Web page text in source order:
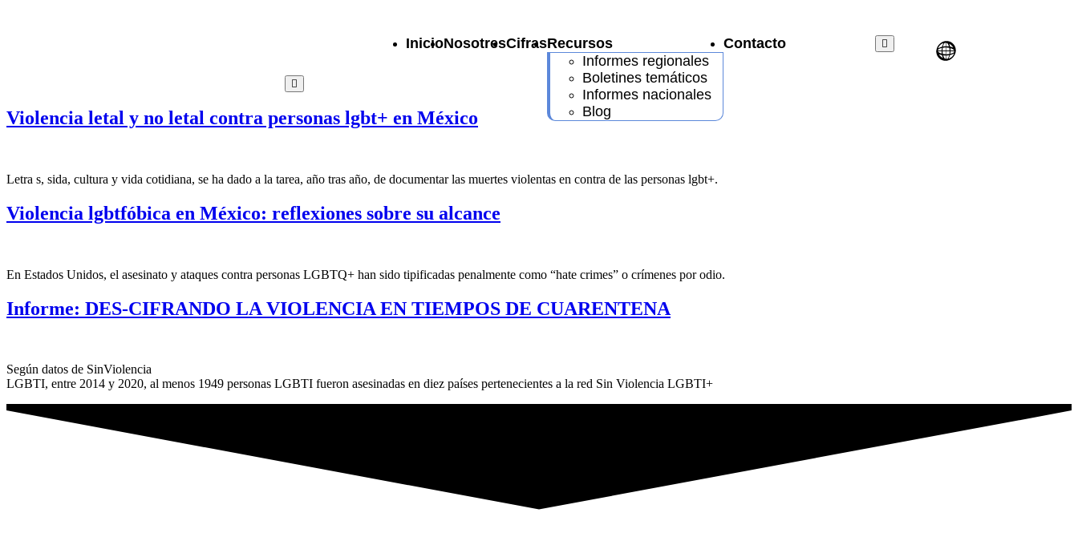
InicioNosotresCifrasRecursos
Informes regionales
Boletines temáticos
Informes nacionales
Blog
Contacto
Violencia letal y no letal contra personas lgbt+ en México
Letra s, sida, cultura y vida cotidiana, se ha dado a la tarea, año tras año, de documentar las muertes violentas en contra de las personas lgbt+.
Violencia lgbtfóbica en México: reflexiones sobre su alcance
En Estados Unidos, el asesinato y ataques contra personas LGBTQ+ han sido tipificadas penalmente como “hate crimes” o crímenes por odio.
Informe: DES-CIFRANDO LA VIOLENCIA EN TIEMPOS DE CUARENTENA
Según datos de SinViolencia
LGBTI, entre 2014 y 2020, al menos 1949 personas LGBTI fueron asesinadas en diez países pertenecientes a la red Sin Violencia LGBTI+